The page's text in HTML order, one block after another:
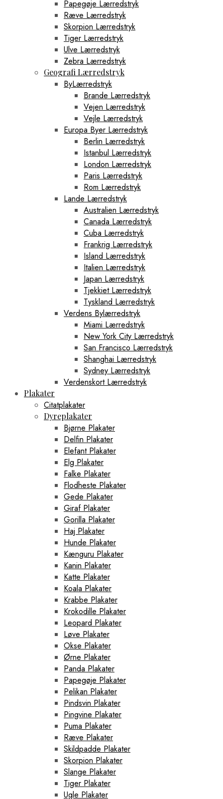
Papegøje Lærredstryk
Ræve Lærredstryk
Skorpion Lærredstryk
Tiger Lærredstryk
Ulve Lærredstryk
Zebra Lærredstryk
Geografi Lærredstryk
ByLærredstryk
Brande Lærredstryk
Vejen Lærredstryk
Vejle Lærredstryk
Europa Byer Lærredstryk
Berlin Lærredstryk
Istanbul Lærredstryk
London Lærredstryk
Paris Lærredstryk
Rom Lærredstryk
Lande Lærredstryk
Australien Lærredstryk
Canada Lærredstryk
Cuba Lærredstryk
Frankrig Lærredstryk
Island Lærredstryk
Italien Lærredstryk
Japan Lærredstryk
Tjekkiet Lærredstryk
Tyskland Lærredstryk
Verdens Bylærredstryk
Miami Lærredstryk
New York City Lærredstryk
San Francisco Lærredstryk
Shanghai Lærredstryk
Sydney Lærredstryk
Verdenskort Lærredstryk
Plakater
Citatplakater
Dyreplakater
Bjørne Plakater
Delfin Plakater
Elefant Plakater
Elg Plakater
Falke Plakater
Flodheste Plakater
Gede Plakater
Giraf Plakater
Gorilla Plakater
Haj Plakater
Hunde Plakater
Kænguru Plakater
Kanin Plakater
Katte Plakater
Koala Plakater
Krabbe Plakater
Krokodille Plakater
Leopard Plakater
Løve Plakater
Okse Plakater
Ørne Plakater
Panda Plakater
Papegøje Plakater
Pelikan Plakater
Pindsvin Plakater
Pingvine Plakater
Puma Plakater
Ræve Plakater
Skildpadde Plakater
Skorpion Plakater
Slange Plakater
Tiger Plakater
Ugle Plakater